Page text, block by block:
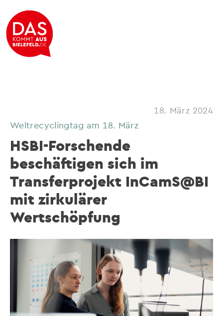
18. März 2024
Weltrecyclingtag am 18. März
HSBI-Forschende
beschäftigen sich im
Transferprojekt InCamS@BI
mit zirkulärer
Wertschöpfung